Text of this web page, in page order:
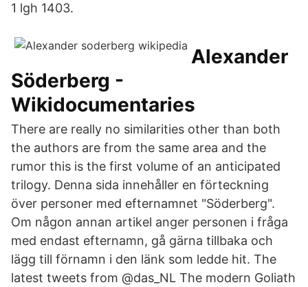
1 lgh 1403.
Alexander
Söderberg -
Wikidocumentaries
There are really no similarities other than both
the authors are from the same area and the
rumor this is the first volume of an anticipated
trilogy. Denna sida innehåller en förteckning
över personer med efternamnet "Söderberg".
Om någon annan artikel anger personen i fråga
med endast efternamn, gå gärna tillbaka och
lägg till förnamn i den länk som ledde hit. The
latest tweets from @das_NL The modern Goliath